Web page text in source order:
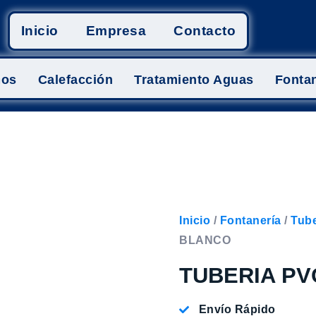
Inicio Empresa Contacto
Calefacción Tratamiento Aguas
Inicio / Fontanería /
BLANCO
TUBERIA
Envío Rápido